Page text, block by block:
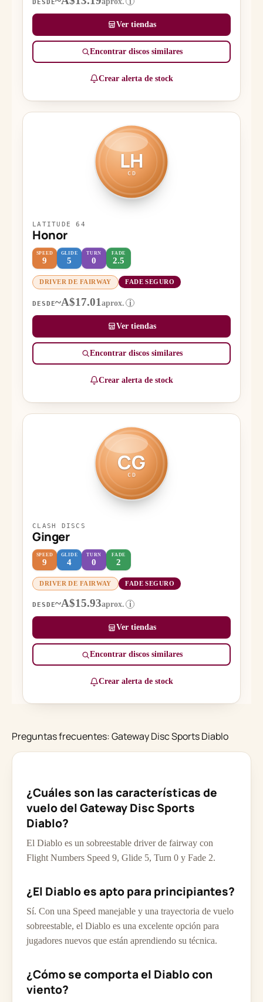
DESDE
Ver tiendas
Encontrar discos similares
Crear alerta de stock
LH
CD
LATITUDE 64
Honor
SPEED
9
GLIDE
5
TURN
0
FADE
2.5
DRIVER DE FAIRWAY FADE SEGURO
DESDE~A$17.01aprox. i
Ver tiendas
Encontrar discos similares
Crear alerta de stock
CG
CD
CLASH DISCS
Ginger
SPEED
9
GLIDE
4
TURN
0
FADE
2
DRIVER DE FAIRWAY FADE SEGURO
DESDE~A$15.93aprox. i
Ver tiendas
Encontrar discos similares
Crear alerta de stock
Preguntas frecuentes: Gateway Disc Sports Diablo
¿Cuáles son las características de
vuelo del Gateway Disc Sports
Diablo?
El Diablo es un sobreestable driver de fairway con
Flight Numbers Speed 9, Glide 5, Turn 0 y Fade 2.
¿El Diablo es apto para principiantes?
Sí. Con una Speed manejable y una trayectoria de vuelo
sobreestable, el Diablo es una excelente opción para
jugadores nuevos que están aprendiendo su técnica.
¿Cómo se comporta el Diablo con
viento?